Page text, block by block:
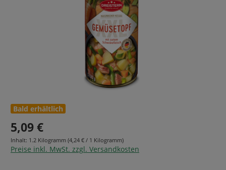
Bald erhältlich
5,09 €
Inhalt: 1.2 Kilogramm (4,24 € / 1 Kilogramm)
Preise inkl. MwSt. zzgl. Versandkosten